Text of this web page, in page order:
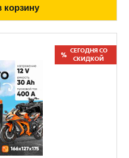
корзину
СЕГОДНЯ СО
СКИДКОЙ